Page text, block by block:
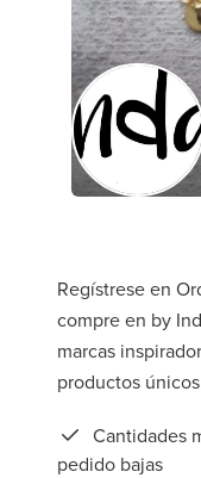
Regístrese en
compre en by
marcas
productos
Cantidades
pedido bajas